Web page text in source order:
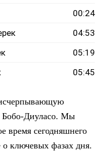
00:24
04:53
05:19
05:45
Бобо-Диуласо. Мы
время сегодняшнего
о ключевых фазах дня.